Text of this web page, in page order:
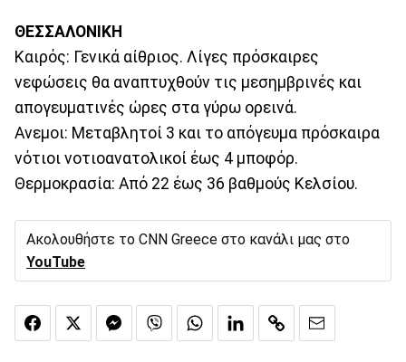
ΘΕΣΣΑΛΟΝΙΚΗ
Καιρός: Γενικά αίθριος. Λίγες πρόσκαιρες
νεφώσεις θα αναπτυχθούν τις μεσημβρινές και
απογευματινές ώρες στα γύρω ορεινά.
Ανεμοι: Μεταβλητοί 3 και το απόγευμα πρόσκαιρα
νότιοι νοτιοανατολικοί έως 4 μποφόρ.
Θερμοκρασία: Από 22 έως 36 βαθμούς Κελσίου.
Ακολουθήστε το CNN Greece στο κανάλι μας στο
YouTube